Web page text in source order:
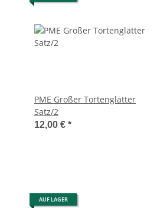
PME Großer Tortenglätter
Satz/2
12,00 € *
AUF LAGER